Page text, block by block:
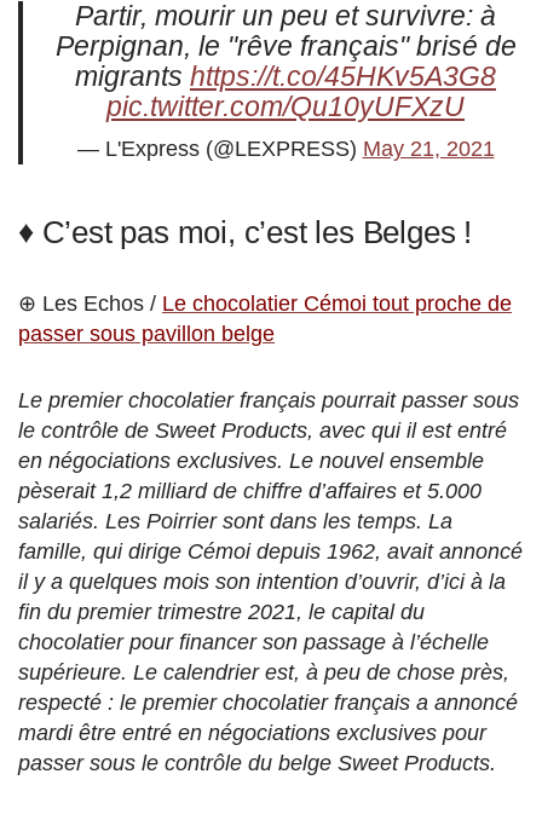
Partir, mourir un peu et survivre: à
Perpignan, le "rêve français" brisé de
migrants https://t.co/45HKv5A3G8
pic.twitter.com/Qu10yUFXzU
— L'Express (@LEXPRESS) May 21, 2021
♦ C’est pas moi, c’est les Belges !
⊕ Les Echos / Le chocolatier Cémoi tout proche de
passer sous pavillon belge
Le premier chocolatier français pourrait passer sous
le contrôle de Sweet Products, avec qui il est entré
en négociations exclusives. Le nouvel ensemble
pèserait 1,2 milliard de chiffre d’affaires et 5.000
salariés. Les Poirrier sont dans les temps. La
famille, qui dirige Cémoi depuis 1962, avait annoncé
il y a quelques mois son intention d’ouvrir, d’ici à la
fin du premier trimestre 2021, le capital du
chocolatier pour financer son passage à l’échelle
supérieure. Le calendrier est, à peu de chose près,
respecté : le premier chocolatier français a annoncé
mardi être entré en négociations exclusives pour
passer sous le contrôle du belge Sweet Products.